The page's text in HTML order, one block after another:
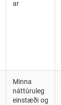
ar
Minna
náttúruleg
einstæði og